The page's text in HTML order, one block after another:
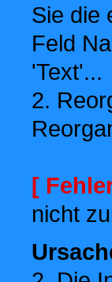
Sie die
Feld
'Text'...
2.
[
nicht